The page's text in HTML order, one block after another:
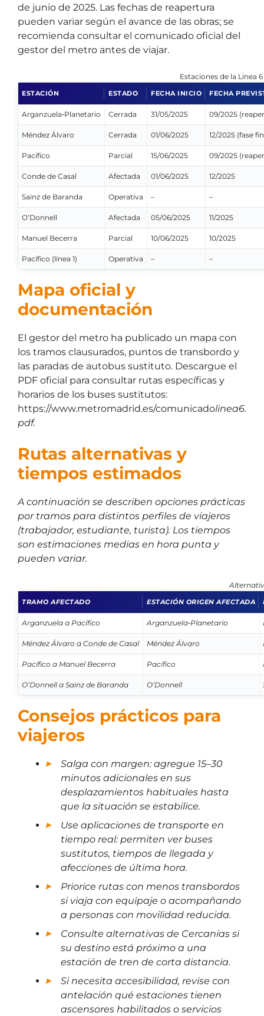
de junio de 2025. Las fechas de reapertura
pueden variar según el avance de las obras; se
recomienda consultar el comunicado oficial del
gestor del metro antes de viajar.
Estaciones de la Línea
ESTACIÓN ESTADO FECHA INICIO FECHA
Arganzuela‑Planetario Cerrada 31/05/2025 09/2025
Méndez Álvaro Cerrada 01/06/2025 12/2025 (fase
Pacífico Parcial 15/06/2025 09/2025
Conde de Casal Afectada 01/06/2025 12/2025
Sainz de Baranda Operativa – –
O’Donnell Afectada 05/06/2025 11/2025
Manuel Becerra Parcial 10/06/2025 10/2025
Pacífico (línea 1) Operativa – –
Mapa oficial y
documentación
El gestor del metro ha publicado un mapa con
los tramos clausurados, puntos de transbordo y
las paradas de autobus sustituto. Descargue el
PDF oficial para consultar rutas específicas y
horarios de los buses sustitutos:
https://www.metromadrid.es/comunicadolinea6.
pdf.
Rutas alternativas y
tiempos estimados
A continuación se describen opciones prácticas
por tramos para distintos perfiles de viajeros
(trabajador, estudiante, turista). Los tiempos
son estimaciones medias en hora punta y
pueden variar.
TRAMO AFECTADO ESTACIÓN ORIGEN AFECTADA
Arganzuela a Pacífico Arganzuela‑Planetario
Méndez Álvaro a Conde de Casal Méndez Álvaro
Pacífico a Manuel Becerra Pacífico
O’Donnell a Sainz de Baranda O’Donnell
Consejos prácticos para
viajeros
Salga con margen: agregue 15–30
minutos adicionales en sus
desplazamientos habituales hasta
que la situación se estabilice.
Use aplicaciones de transporte en
tiempo real: permiten ver buses
sustitutos, tiempos de llegada y
afecciones de última hora.
Priorice rutas con menos transbordos
si viaja con equipaje o acompañando
a personas con movilidad reducida.
Consulte alternativas de Cercanías si
su destino está próximo a una
estación de tren de corta distancia.
Si necesita accesibilidad, revise con
antelación qué estaciones tienen
ascensores habilitados o servicios